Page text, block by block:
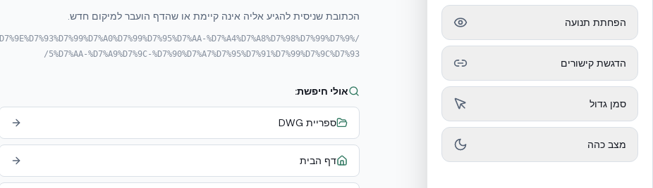
הכתובת שניסית להגיע אליה אינה קיימת או שהדף הועבר למיקום חדש.
/%D7%9E%D7%93%D7%99%D7%A0%D7%99%D7%95%D7%AA-%D7%A4%D7%A8%D7%98%D7%99%D7%9
5%D7%AA-%D7%A9%D7%9C-%D7%90%D7%A7%D7%95%D7%91%D7%99%D7%9C%D7%93/
אולי חיפשת:
ספריית DWG
דף הבית
הפחתת תנועה
הדגשת קישורים
סמן גדול
מצב כהה